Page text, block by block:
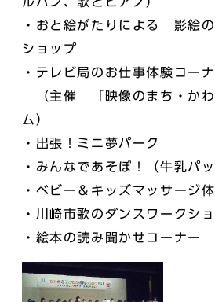
・おと絵がたりによる 影絵
ショップ
・テレビ局のお仕事体験コー
（主催 「映像のまち・かわ
ム）
・出張！ミニ夢パーク
・みんなであそぼ！（牛乳パ
・ベビー＆キッズマッサージ
・川崎市歌のダンスワークシ
・絵本の読み聞かせコーナー